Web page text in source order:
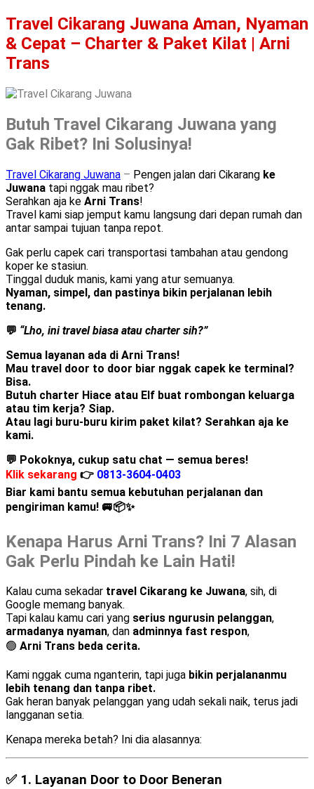
Travel Cikarang Juwana Aman, Nyaman
& Cepat – Charter & Paket Kilat | Arni
Trans
Butuh Travel Cikarang Juwana yang
Gak Ribet? Ini Solusinya!
Travel Cikarang Juwana – Pengen jalan dari Cikarang ke
Juwana tapi nggak mau ribet?
Serahkan aja ke Arni Trans!
Travel kami siap jemput kamu langsung dari depan rumah dan
antar sampai tujuan tanpa repot.
Gak perlu capek cari transportasi tambahan atau gendong
koper ke stasiun.
Tinggal duduk manis, kami yang atur semuanya.
Nyaman, simpel, dan pastinya bikin perjalanan lebih
tenang.
💬 “Lho, ini travel biasa atau charter sih?”
Semua layanan ada di Arni Trans!
Mau travel door to door biar nggak capek ke terminal?
Bisa.
Butuh charter Hiace atau Elf buat rombongan keluarga
atau tim kerja? Siap.
Atau lagi buru-buru kirim paket kilat? Serahkan aja ke
kami.
💬 Pokoknya, cukup satu chat — semua beres!
Klik sekarang 👉 0813-3604-0403
Biar kami bantu semua kebutuhan perjalanan dan
pengiriman kamu! 🚐📦✨
Kenapa Harus Arni Trans? Ini 7 Alasan
Gak Perlu Pindah ke Lain Hati!
Kalau cuma sekadar travel Cikarang ke Juwana, sih, di
Google memang banyak.
Tapi kalau kamu cari yang serius ngurusin pelanggan,
armadanya nyaman, dan adminnya fast respon,
🟢 Arni Trans beda cerita.
Kami nggak cuma nganterin, tapi juga bikin perjalananmu
lebih tenang dan tanpa ribet.
Gak heran banyak pelanggan yang udah sekali naik, terus jadi
langganan setia.
Kenapa mereka betah? Ini dia alasannya:
✅ 1. Layanan Door to Door Beneran